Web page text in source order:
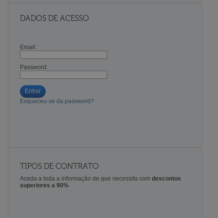
DADOS DE ACESSO
Email:
Password:
Entrar
Esqueceu-se da password?
TIPOS DE CONTRATO
Aceda a toda a informação de que necessita com descontos
superiores a 90%